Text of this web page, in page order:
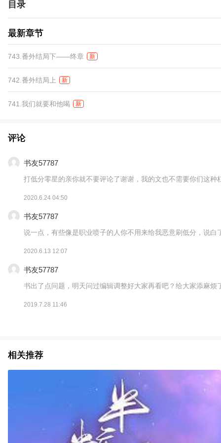
目录
最新章节
743.番外结局下——终章 新
742.番外结局上 新
741.我们就要和他喝 新
评论
书友57787
打低分零星的亲你就不要评论了谢谢，我的文也不需要你们这种
2020.6.24 04:50
书友57787
说一点，有些像是职业喷子的人你不用来给我恶意刷低分，说
2020.6.13 12:07
书友57787
书出了点问题，明天问过编辑调整好大家再看吧？给大家添麻烦
2019.7.28 11:46
相关推荐